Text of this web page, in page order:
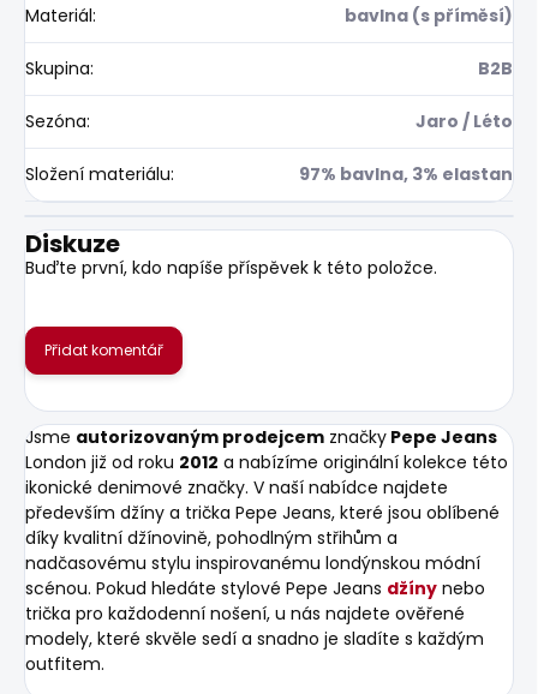
Materiál: bavlna (s příměsí)
Skupina: B2B
Sezóna: Jaro / Léto
Složení materiálu: 97% bavlna, 3% elastan
Diskuze
Buďte první, kdo napíše příspěvek k této položce.
Přidat komentář
Jsme autorizovaným prodejcem značky Pepe Jeans
London již od roku 2012 a nabízíme originální kolekce této
ikonické denimové značky. V naší nabídce najdete
především džíny a trička Pepe Jeans, které jsou oblíbené
díky kvalitní džínovině, pohodlným střihům a
nadčasovému stylu inspirovanému londýnskou módní
scénou. Pokud hledáte stylové Pepe Jeans džíny nebo
trička pro každodenní nošení, u nás najdete ověřené
modely, které skvěle sedí a snadno je sladíte s každým
outfitem.